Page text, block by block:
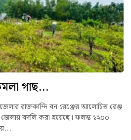
গাছ...
রাজকান্দি বন রেঞ্জের আলোচিত রেঞ্জ
জেলায় বদলি করা হয়েছে। ফলন্ত ১২০০